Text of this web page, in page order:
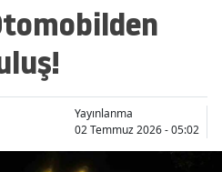
Yayınlanma
02 Temmuz 2026 - 05:02